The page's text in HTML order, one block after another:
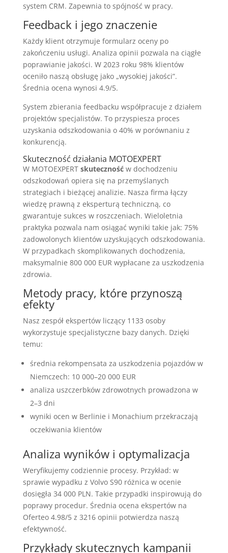
system CRM. Zapewnia to spójność w pracy.
Feedback i jego znaczenie
Każdy klient otrzymuje formularz oceny po
zakończeniu usługi. Analiza opinii pozwala na ciągłe
poprawianie jakości. W 2023 roku 98% klientów
oceniło naszą obsługę jako „wysokiej jakości”.
Średnia ocena wynosi 4.9/5.
System zbierania feedbacku współpracuje z działem
projektów specjalistów. To przyspiesza proces
uzyskania odszkodowania o 40% w porównaniu z
konkurencją.
Skuteczność działania MOTOEXPERT
W MOTOEXPERT skutecznośćw dochodzeniu
odszkodowań opiera się na przemyślanych
strategiach i bieżącej analizie. Nasza firma łączy
wiedzę prawną z eksperturą techniczną, co
gwarantuje sukces w roszczeniach. Wieloletnia
praktyka pozwala nam osiągać wyniki takie jak: 75%
zadowolonych klientów uzyskujących odszkodowania.
W przypadkach skomplikowanych dochodzenia,
maksymalnie 800 000 EUR wypłacane za uszkodzenia
zdrowia.
Metody pracy, które przynoszą
efekty
Nasz zespół ekspertów liczący 1133 osoby
wykorzystuje specjalistyczne bazy danych. Dzięki
temu:
średnia rekompensata za uszkodzenia pojazdów w
Niemczech: 10 000–20 000 EUR
analiza uszczerbków zdrowotnych prowadzona w
2–3 dni
wyniki ocen w Berlinie i Monachium przekraczają
oczekiwania klientów
Analiza wyników i optymalizacja
Weryfikujemy codziennie procesy. Przykład: w
sprawie wypadku z Volvo S90 różnica w ocenie
dosięgła 34 000 PLN. Takie przypadki inspirowują do
poprawy procedur. Średnia ocena ekspertów na
Oferteo 4.98/5 z 3216 opinii potwierdza naszą
efektywność.
Przykłady skutecznych kampanii